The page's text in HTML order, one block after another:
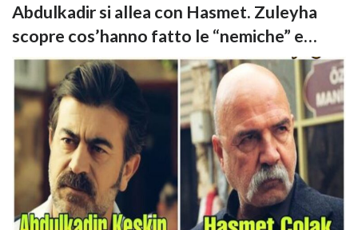
Abdulkadir si allea con Hasmet. Zuleyha
scopre cos’hanno fatto le “nemiche” e…